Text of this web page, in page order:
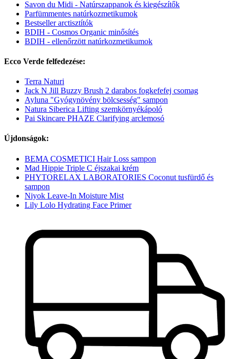
Savon du Midi - Natúrszappanok és kiegészítők
Parfümmentes natúrkozmetikumok
Bestseller arctisztítók
BDIH - Cosmos Organic minősítés
BDIH - ellenőrzött natúrkozmetikumok
Ecco Verde felfedezése:
Terra Naturi
Jack N Jill Buzzy Brush 2 darabos fogkefefej csomag
Ayluna "Gyógynövény bölcsesség" sampon
Natura Siberica Lifting szemkörnyékápoló
Pai Skincare PHAZE Clarifying arclemosó
Újdonságok:
BEMA COSMETICI Hair Loss sampon
Mad Hippie Triple C éjszakai krém
PHYTORELAX LABORATORIES Coconut tusfürdő és
sampon
Niyok Leave-In Moisture Mist
Lily Lolo Hydrating Face Primer